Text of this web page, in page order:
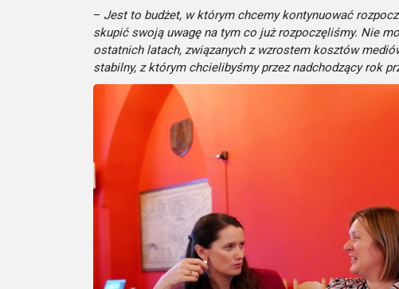
– Jest to budżet, w którym chcemy kontynuować
skupić swoją uwagę na tym co już rozpoczęliśmy. Nie
ostatnich latach, związanych z wzrostem kosztów
stabilny, z którym chcielibyśmy przez nadchodzący rok